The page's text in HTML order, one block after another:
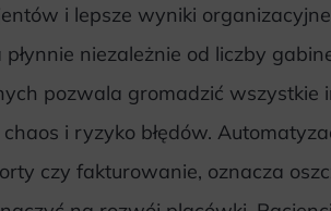
i lepsze wyniki
płynnie niezależnie od liczby
pozwala gromadzić wszystkie
i ryzyko błędów.
czy fakturowanie, oznacza